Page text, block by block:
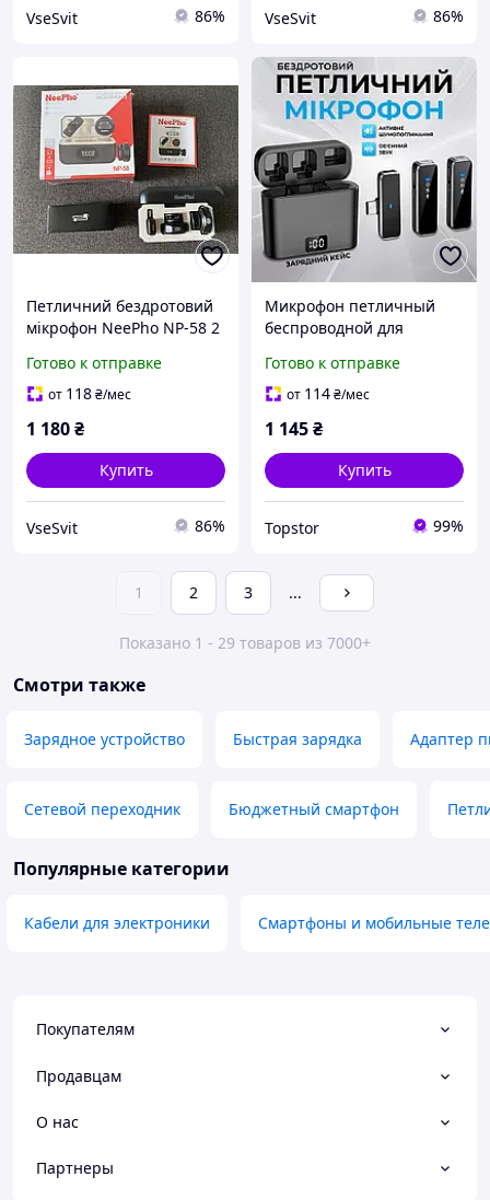
VseSvit 86% VseSvit 86%
Петличний бездротовий
мікрофон NeePho NP-58 2
Готово к отправке
от 118₴/мес
1 180₴
Купить
VseSvit 86%
Микрофон петличный
беспроводной для
кейсом, разъем Type-C
Готово к отправке
от 114₴/мес
1 145₴
Купить
Topstor 99%
1 2 3 ...
Показано 1 - 29 товаров из 7000+
Смотри также
Зарядное устройство Быстрая зарядка Адаптер
Сетевой переходник Бюджетный смартфон
Популярные категории
Кабели для электроники Смартфоны и мобильные
Покупателям
Продавцам
О нас
Партнеры